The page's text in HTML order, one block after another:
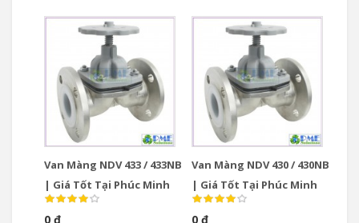
Van Màng NDV 433 / 433NB
| Giá Tốt Tại Phúc Minh
0 đ
Van Màng NDV 430 / 430NB
| Giá Tốt Tại Phúc Minh
0 đ